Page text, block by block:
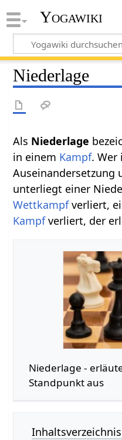
Yogawiki
Niederlage
Als
in einem Kampf. Wer
Auseinandersetzung
unterliegt einer
Wettkampfverliert,
Kampfverliert, der
Niederlage‏‎ -
Standpunkt aus
Inhaltsverzeichnis